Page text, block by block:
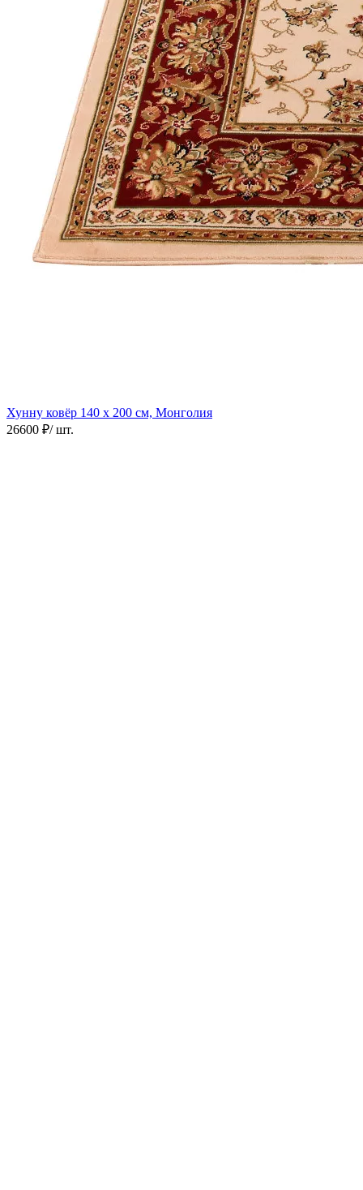
Хунну ковёр 140 х 200 см, Монголия
26600 ₽/ шт.